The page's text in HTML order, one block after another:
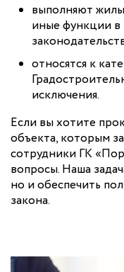
выполняют
иные функции в
относятся к
исключения.
Если вы хотите
объекта, которым
сотрудники ГК
вопросы. Наша
но и обеспечить
закона.